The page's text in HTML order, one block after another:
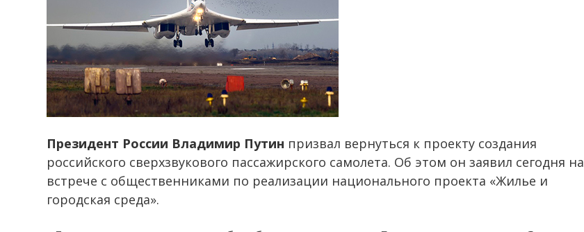
Президент России Владимир Путин призвал вернуться к проекту создания
российского сверхзвукового пассажирского самолета. Об этом он заявил сегодня на
встрече с общественниками по реализации национального проекта «Жилье и
городская среда».